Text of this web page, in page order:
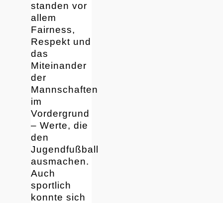
standen vor
allem
Fairness,
Respekt und
das
Miteinander
der
Mannschaften
im
Vordergrund
– Werte, die
den
Jugendfußball
ausmachen.
Auch
sportlich
konnte sich